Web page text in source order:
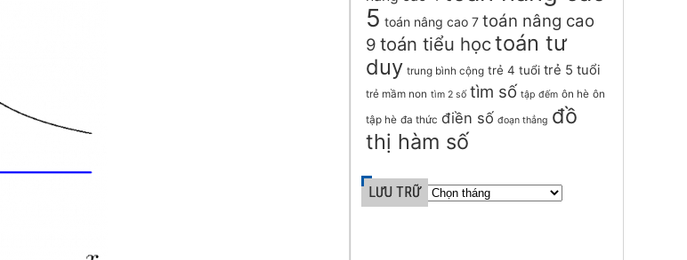
5 toán nâng cao 7 toán nâng cao
9 toán tiểu họctoán tư
duy trung bình cộng trẻ 4 tuổi trẻ 5 tuổi
trẻ mầm non tìm 2 số tìm số tập đếm ôn hè ôn
tập hè đa thức điền số đoạn thẳng đồ
thị hàm số
LƯU TRỮ